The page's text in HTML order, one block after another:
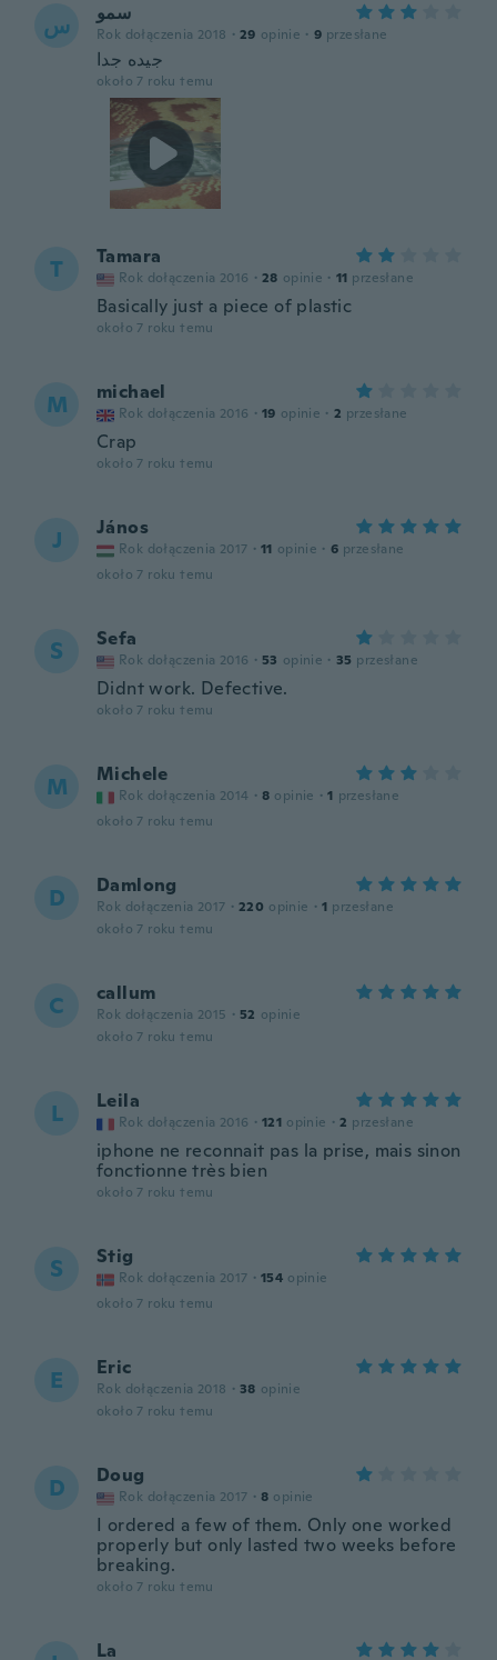
س سمو
Rok dołączenia 2018 · 29 opinie · 9 przesłane
جيده جدا
około 7 roku temu
T Tamara
Rok dołączenia 2016 · 28 opinie · 11 przesłane
Basically just a piece of plastic
około 7 roku temu
M michael
Rok dołączenia 2016 · 19 opinie · 2 przesłane
Crap
około 7 roku temu
J János
Rok dołączenia 2017 · 11 opinie · 6 przesłane
około 7 roku temu
S Sefa
Rok dołączenia 2016 · 53 opinie · 35 przesłane
Didnt work. Defective.
około 7 roku temu
M Michele
Rok dołączenia 2014 · 8 opinie · 1 przesłane
około 7 roku temu
D Damlong
Rok dołączenia 2017 · 220 opinie · 1 przesłane
około 7 roku temu
C callum
Rok dołączenia 2015 · 52 opinie
około 7 roku temu
L Leila
Rok dołączenia 2016 · 121 opinie · 2 przesłane
iphone ne reconnait pas la prise, mais sinon
fonctionne très bien
około 7 roku temu
S Stig
Rok dołączenia 2017 · 154 opinie
około 7 roku temu
E Eric
Rok dołączenia 2018 · 38 opinie
około 7 roku temu
D Doug
Rok dołączenia 2017 · 8 opinie
I ordered a few of them. Only one worked
properly but only lasted two weeks before
breaking.
około 7 roku temu
La